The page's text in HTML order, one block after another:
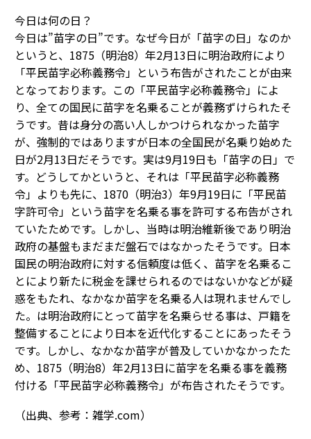
今日は何の日？
今日は”苗字の日”です。なぜ今日が「苗字の日」なのか
というと、1875（明治8）年2月13日に明治政府により
「平民苗字必称義務令」という布告がされたことが由来
となっております。この「平民苗字必称義務令」によ
り、全ての国民に苗字を名乗ることが義務ずけられたそ
うです。昔は身分の高い人しかつけられなかった苗字
が、強制的ではありますが日本の全国民が名乗り始めた
日が2月13日だそうです。実は9月19日も「苗字の日」で
す。どうしてかというと、それは「平民苗字必称義務
令」よりも先に、1870（明治3）年9月19日に「平民苗
字許可令」という苗字を名乗る事を許可する布告がされ
ていたためです。しかし、当時は明治維新後であり明治
政府の基盤もまだまだ盤石ではなかったそうです。日本
国民の明治政府に対する信頼度は低く、苗字を名乗るこ
とにより新たに税金を課せられるのではないかなどが疑
惑をもたれ、なかなか苗字を名乗る人は現れませんでし
た。は明治政府にとって苗字を名乗らせる事は、戸籍を
整備することにより日本を近代化することにあったそう
です。しかし、なかなか苗字が普及していかなかったた
め、1875（明治8）年2月13日に苗字を名乗る事を義務
付ける「平民苗字必称義務令」が布告されたそうです。
（出典、参考：雑学.com）